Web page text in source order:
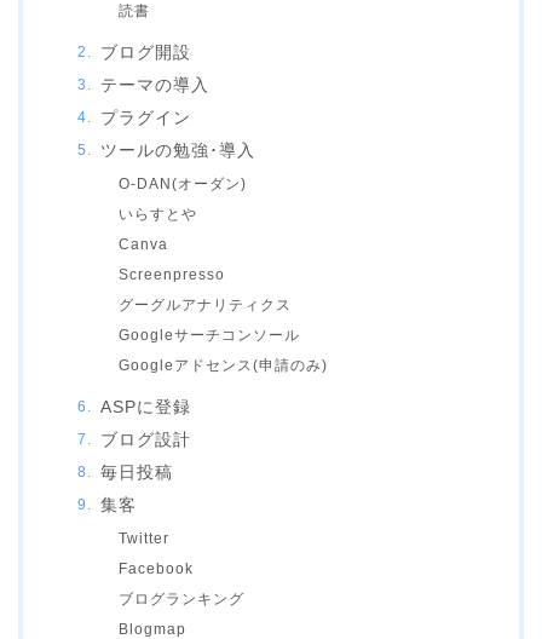
読書
ブログ開設
テーマの導入
プラグイン
ツールの勉強･導入
O-DAN(オーダン)
いらすとや
Canva
Screenpresso
グーグルアナリティクス
Googleサーチコンソール
Googleアドセンス(申請のみ)
ASPに登録
ブログ設計
毎日投稿
集客
Twitter
Facebook
ブログランキング
Blogmap